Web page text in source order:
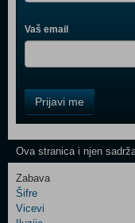
Vaš email
Field
One
Newsletter
Control
Field
Prijavi me
Ova stranica i njen
Zabava
Šifre
Vicevi